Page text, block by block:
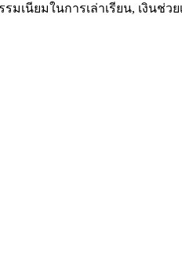
ยมในการเล่าเรียน, เงินช่วย